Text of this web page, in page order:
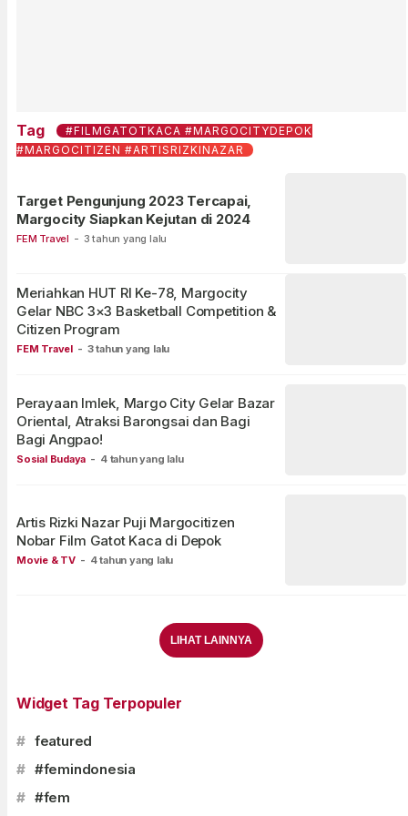
Tag
#FILMGATOTKACA #MARGOCITYDEPOK
#MARGOCITIZEN #ARTISRIZKINAZAR
FEM Travel - 3 tahun yang lalu
Target Pengunjung 2023 Tercapai,
Margocity Siapkan Kejutan di 2024
FEM Travel - 3 tahun yang lalu
Meriahkan HUT RI Ke-78, Margocity
Gelar NBC 3×3 Basketball Competition &
Citizen Program
Sosial Budaya - 4 tahun yang lalu
Perayaan Imlek, Margo City Gelar Bazar
Oriental, Atraksi Barongsai dan Bagi
Bagi Angpao!
Movie & TV - 4 tahun yang lalu
Artis Rizki Nazar Puji Margocitizen
Nobar Film Gatot Kaca di Depok
LIHAT LAINNYA
Widget Tag Terpopuler
# featured
# #femindonesia
# #fem